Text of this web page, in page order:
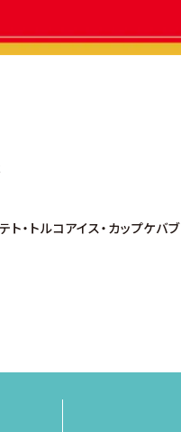
ト・トルコアイス・カップケバブ